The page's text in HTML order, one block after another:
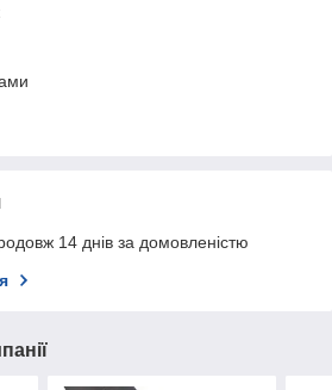
14 днів за домовленістю